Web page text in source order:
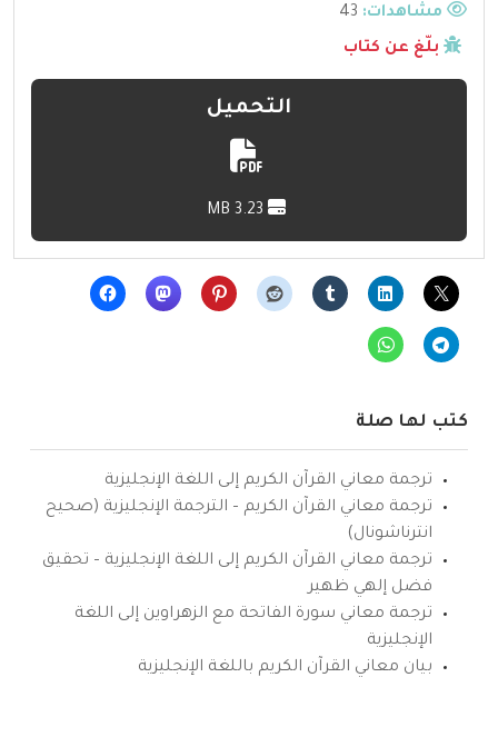
مشاهدات:
بلّغ عن كتاب
التحميل
كتب لها صلة
ترجمة معاني القرآن الكريم إلى اللغة الإنجليزية
ترجمة معاني القرآن الكريم – الترجمة الإنجليزية (صحيح
انترناشونال)
ترجمة معاني القرآن الكريم إلى اللغة الإنجليزية – تحقيق
فضل إلهي ظهير
ترجمة معاني سورة الفاتحة مع الزهراوين إلى اللغة
الإنجليزية
بيان معاني القرآن الكريم باللغة الإنجليزية